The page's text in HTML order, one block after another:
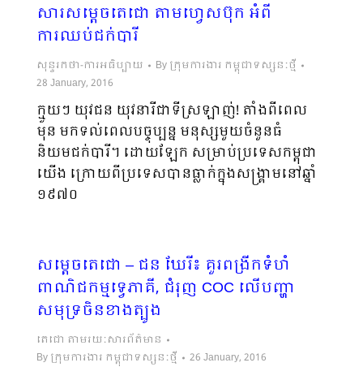
សារសម្តេចតេជោ តាមហ្វេសប៊ុក អំពី
ការឈប់ជក់បារី
សុន្ទរកថា-ការអធិប្បាយ By ក្រុមការងារ កម្ពុជាទស្សនៈថ្មី
28 January, 2016
ក្មួយៗ យុវជន យុវនារីជាទីស្រឡាញ់! តាំងពីពេល
មុន មកទល់ពេលបច្ចុប្បន្ន មនុស្សមួយចំនួនធំ
និយមជក់បារី។ ដោយឡែក សម្រាប់ប្រទេសកម្ពុជា
យើង ក្រោយពីប្រទេសបានធ្លាក់ក្នុងសង្រ្គាមនៅឆ្នាំ
១៩៧០
សម្តេចតេជោ – ជន ឃែរី៖ គួរពង្រីកទំហំ
ពាណិជកម្មទ្វេភាគី, ជំរុញ COC លើបញ្ហា
សមុទ្រចិនខាងត្បូង
តេជោ តាមរយៈសារព័ត៌មាន
By ក្រុមការងារ កម្ពុជាទស្សនៈថ្មី 26 January, 2016